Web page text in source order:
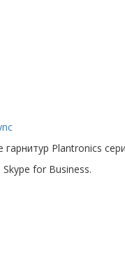
Plantronics
for Business.